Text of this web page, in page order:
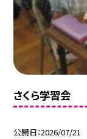
さくら学習会
公開日 2026/07/21